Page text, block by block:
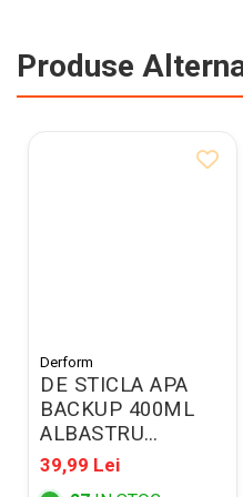
Produse
Derform
DE STICLA APA
BACKUP 400ML
ALBASTRU
BB7A58
39,99 Lei